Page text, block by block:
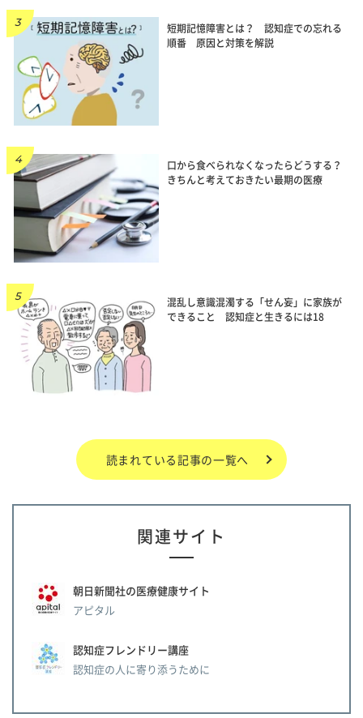
短期記憶障害とは？ 認知症での忘れる
順番 原因と対策を解説
口から食べられなくなったらどうする？
きちんと考えておきたい最期の医療
混乱し意識混濁する「せん妄」に家族が
できること 認知症と生きるには18
読まれている記事の一覧へ
関連サイト
朝日新聞社の医療健康サイト
アピタル
認知症フレンドリー講座
認知症の人に寄り添うために